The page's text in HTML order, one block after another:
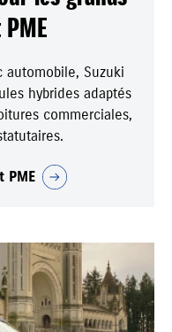
automobile, Suzuki
hybrides adaptés
commerciales,
PME